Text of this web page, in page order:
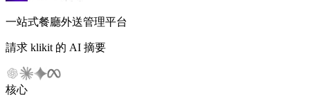
一站式餐廳外送管理平台
請求 klikit 的 AI 摘要
核心